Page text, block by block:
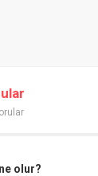
olur?